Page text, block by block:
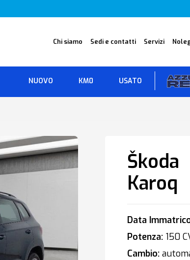
Chi siamo Sedi e contatti Servizi
NUOVO KM0 USATO
Škoda
Karoq
Data
Potenza:150
Cambio: